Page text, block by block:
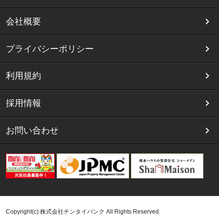
会社概要
プライバシーポリシー
利用規約
採用情報
お問い合わせ
Copyright(c) 株式会社チンタイバンク All Rights Reserved.